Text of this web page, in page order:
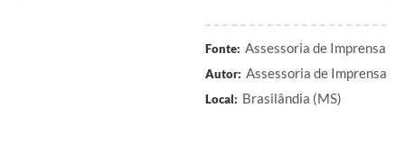
Fonte: Assessoria de Imprensa
Autor: Assessoria de Imprensa
Local: Brasilândia (MS)